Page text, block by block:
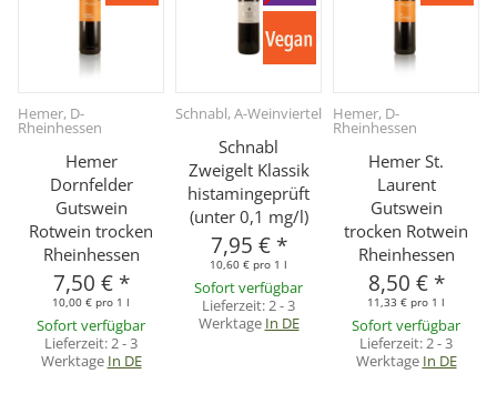
Hemer, D-
Rheinhessen
Hemer
Dornfelder
Gutswein
Rotwein trocken
Rheinhessen
7,50 € *
10,00 € pro 1 l
Sofort verfügbar
Lieferzeit:2 - 3
Werktage In DE
Schnabl, A-Weinviertel
Schnabl
Zweigelt Klassik
histamingeprüft
(unter 0,1 mg/l)
7,95 € *
10,60 € pro 1 l
Sofort verfügbar
Lieferzeit:2 - 3
Werktage In DE
Hemer, D-
Rheinhessen
Hemer St.
Laurent
Gutswein
trocken Rotwein
Rheinhessen
8,50 € *
11,33 € pro 1 l
Sofort verfügbar
Lieferzeit:2 - 3
Werktage In DE